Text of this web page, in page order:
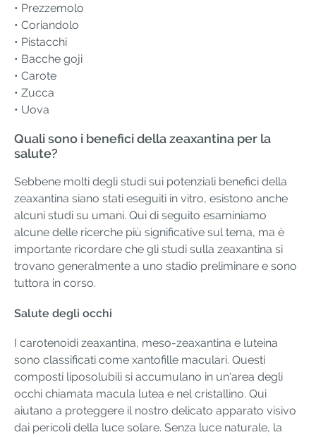
• Prezzemolo
• Coriandolo
​​• Pistacchi
• Bacche goji
• Carote
​​• Zucca
• Uova
Quali sono i benefici della zeaxantina per la
salute?
Sebbene molti degli studi sui potenziali benefici della
zeaxantina siano stati eseguiti in vitro, esistono anche
alcuni studi su umani. Qui di seguito esaminiamo
alcune delle ricerche più significative sul tema, ma è
importante ricordare che gli studi sulla zeaxantina si
trovano generalmente a uno stadio preliminare e sono
tuttora in corso.
Salute degli occhi
I carotenoidi zeaxantina, meso-zeaxantina e luteina
sono classificati come xantofille maculari. Questi
composti liposolubili si accumulano in un'area degli
occhi chiamata macula lutea e nel cristallino. Qui
aiutano a proteggere il nostro delicato apparato visivo
dai pericoli della luce solare. Senza luce naturale, la